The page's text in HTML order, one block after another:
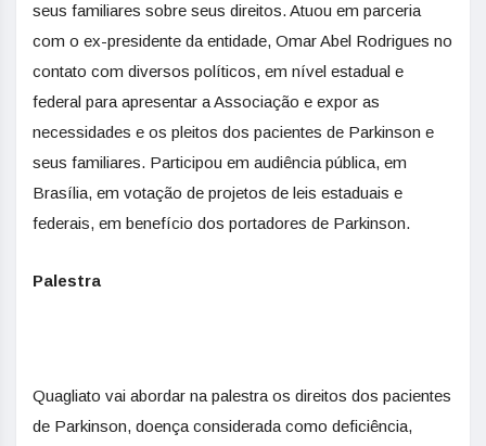
seus familiares sobre seus direitos. Atuou em parceria
com o ex-presidente da entidade, Omar Abel Rodrigues no
contato com diversos políticos, em nível estadual e
federal para apresentar a Associação e expor as
necessidades e os pleitos dos pacientes de Parkinson e
seus familiares. Participou em audiência pública, em
Brasília, em votação de projetos de leis estaduais e
federais, em benefício dos portadores de Parkinson.
Palestra
Quagliato vai abordar na palestra os direitos dos pacientes
de Parkinson, doença considerada como deficiência,